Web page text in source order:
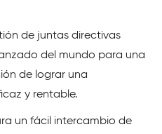
de juntas directivas
del mundo para una
de lograr una
y rentable.
un fácil intercambio de